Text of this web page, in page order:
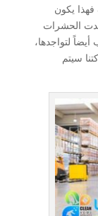
يكون
الحشرات
لتواجدها،
سيتم